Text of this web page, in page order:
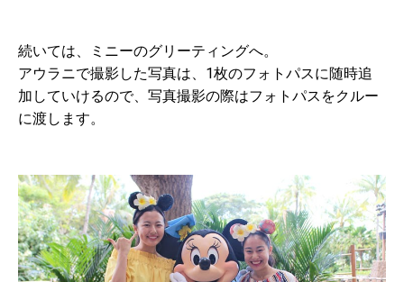
続いては、ミニーのグリーティングへ。
アウラニで撮影した写真は、1枚のフォトパスに随時追
加していけるので、写真撮影の際はフォトパスをクルー
に渡します。